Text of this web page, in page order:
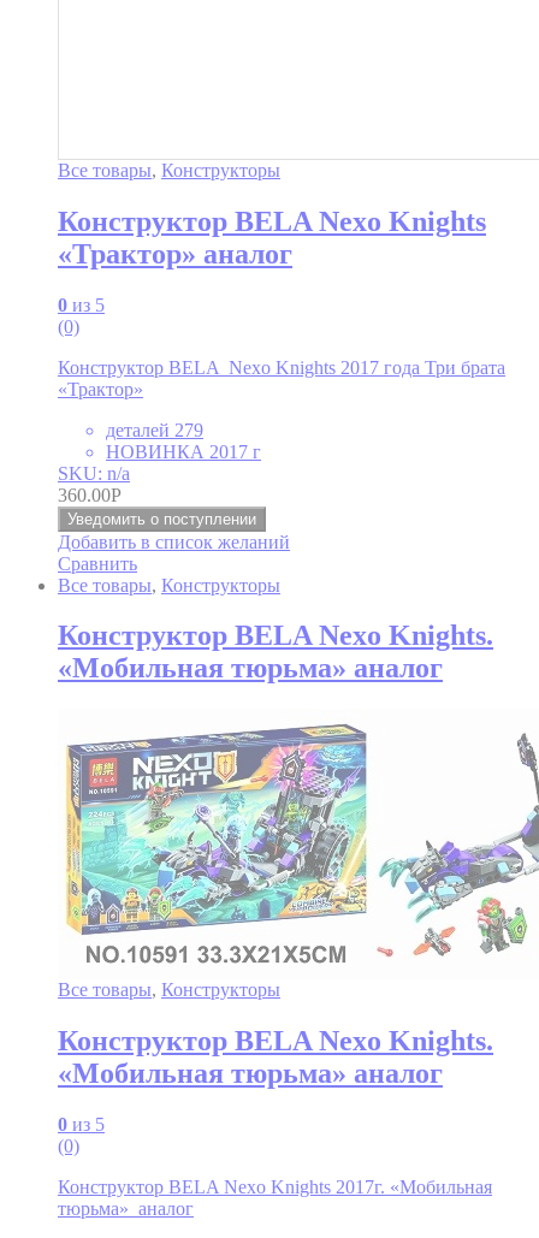
Все товары, Конструкторы
Конструктор BELA Nexo Knights
«Трактор» аналог
0 из 5
(0)
Конструктор BELA Nexo Knights 2017 года Три брата
«Трактор»
деталей 279
НОВИНКА 2017 г
SKU: n/a
360.00Р
Уведомить о поступлении
Добавить в список желаний
Сравнить
Все товары, Конструкторы
Конструктор BELA Nexo Knights.
«Мобильная тюрьма» аналог
Все товары, Конструкторы
Конструктор BELA Nexo Knights.
«Мобильная тюрьма» аналог
0 из 5
(0)
Конструктор BELA Nexo Knights 2017г. «Мобильная
тюрьма» аналог